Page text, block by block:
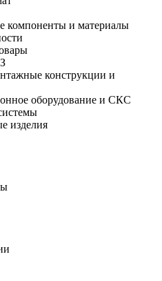
компоненты и материалы
конструкции и
оборудование и СКС
изделия